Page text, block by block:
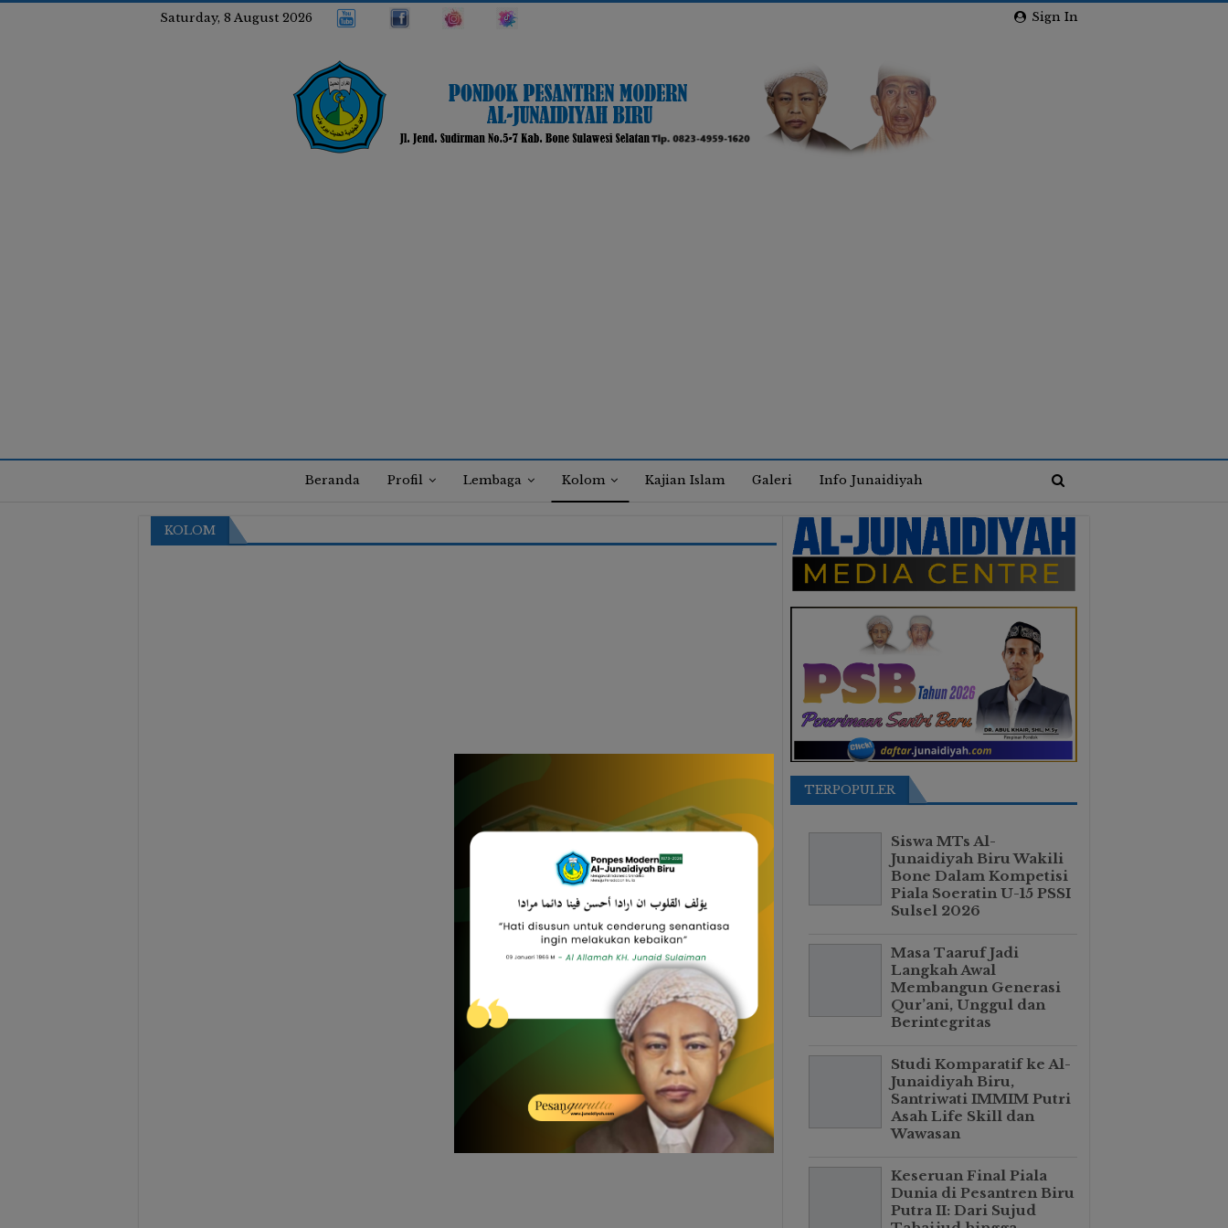
Sign In
Saturday, 8 August 2026
Beranda Profil Lembaga Kolom Kajian Islam Galeri Info Junaidiyah
KOLOM
TERPOPULER
Siswa MTs Al-
Junaidiyah Biru Wakili
Bone Dalam Kompetisi
Piala Soeratin U-15 PSSI
Sulsel 2026
Masa Taaruf Jadi
Langkah Awal
Membangun Generasi
Qur’ani, Unggul dan
Berintegritas
Studi Komparatif ke Al-
Junaidiyah Biru,
Santriwati IMMIM Putri
Asah Life Skill dan
Wawasan
Keseruan Final Piala
Dunia di Pesantren Biru
Putra II: Dari Sujud